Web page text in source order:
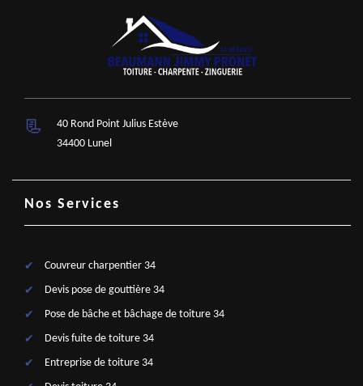
40 Rond Point Julius Estève
34400 Lunel
Nos Services
Couvreur charpentier 34
Devis pose de gouttière 34
Pose de bâche et bâchage de toiture 34
Devis fuite de toiture 34
Entreprise de toiture 34